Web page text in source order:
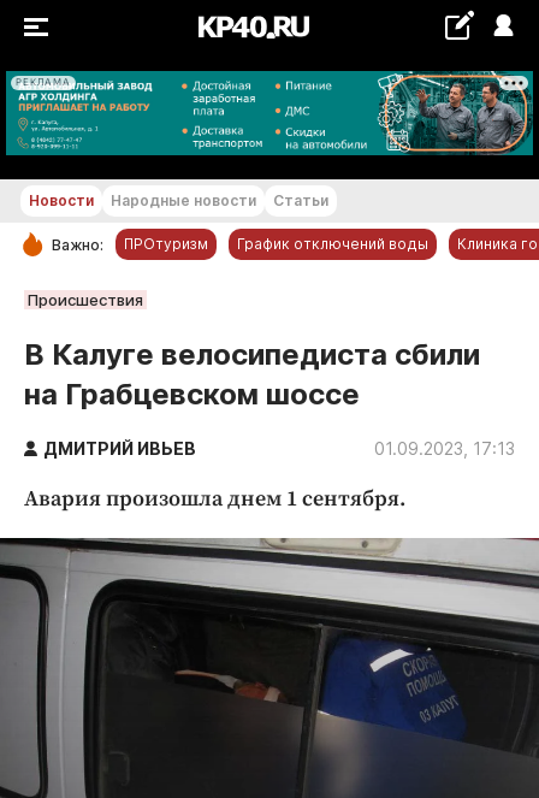
РЕКЛАМА
+21...+22 °С
РУБРИКИ
Новости компаний
Статьи
Народные новости
Благоустройство
Криминал
Культура
Недвижимость и ЖКХ
Образование
Общество
Новости Народные новости Статьи
Важно: ПРОтуризм График отключений воды Клиника
Происшествия
В Калуге велосипедиста сбили
на Грабцевском шоссе
ДМИТРИЙ ИВЬЕВ 01.09.2023, 17:13
Авария произошла днем 1 сентября.